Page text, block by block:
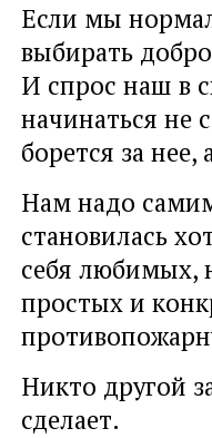
Если мы
выбирать
И спрос наш в
начинаться не
борется за нее,
Нам надо
становилась
себя любимых,
простых и
Никто другой
сделает.